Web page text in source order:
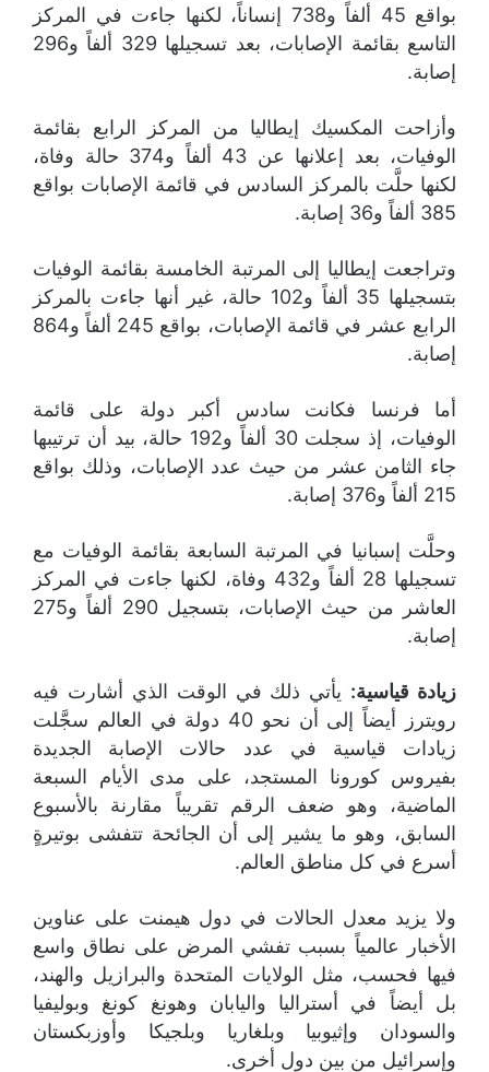
بواقع 45 ألفاً و738 إنساناً، لكنها جاءت في المركز
التاسع بقائمة الإصابات، بعد تسجيلها 329 ألفاً و296
إصابة.
وأزاحت المكسيك إيطاليا من المركز الرابع بقائمة
الوفيات، بعد إعلانها عن 43 ألفاً و374 حالة وفاة،
لكنها حلَّت بالمركز السادس في قائمة الإصابات بواقع
385 ألفاً و36 إصابة.
وتراجعت إيطاليا إلى المرتبة الخامسة بقائمة الوفيات
بتسجيلها 35 ألفاً و102 حالة، غير أنها جاءت بالمركز
الرابع عشر في قائمة الإصابات، بواقع 245 ألفاً و864
إصابة.
أما فرنسا فكانت سادس أكبر دولة على قائمة
الوفيات، إذ سجلت 30 ألفاً و192 حالة، بيد أن ترتيبها
جاء الثامن عشر من حيث عدد الإصابات، وذلك بواقع
215 ألفاً و376 إصابة.
وحلَّت إسبانيا في المرتبة السابعة بقائمة الوفيات مع
تسجيلها 28 ألفاً و432 وفاة، لكنها جاءت في المركز
العاشر من حيث الإصابات، بتسجيل 290 ألفاً و275
إصابة.
زيادة قياسية: يأتي ذلك في الوقت الذي أشارت فيه
رويترز أيضاً إلى أن نحو 40 دولة في العالم سجَّلت
زيادات قياسية في عدد حالات الإصابة الجديدة
بفيروس كورونا المستجد، على مدى الأيام السبعة
الماضية، وهو ضعف الرقم تقريباً مقارنة بالأسبوع
السابق، وهو ما يشير إلى أن الجائحة تتفشى بوتيرةٍ
أسرع في كل مناطق العالم.
ولا يزيد معدل الحالات في دول هيمنت على عناوين
الأخبار عالمياً بسبب تفشي المرض على نطاق واسع
فيها فحسب، مثل الولايات المتحدة والبرازيل والهند،
بل أيضاً في أستراليا واليابان وهونغ كونغ وبوليفيا
والسودان وإثيوبيا وبلغاريا وبلجيكا وأوزبكستان
وإسرائيل من بين دول أخرى.